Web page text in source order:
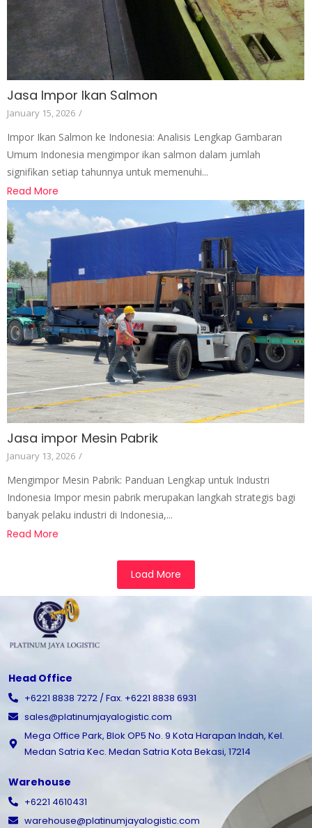
Jasa Impor Ikan Salmon
January 15, 2026 /
Impor Ikan Salmon ke Indonesia: Analisis Lengkap Gambaran
Umum Indonesia mengimpor ikan salmon dalam jumlah
signifikan setiap tahunnya untuk memenuhi...
Read More
Jasa impor Mesin Pabrik
January 13, 2026 /
Mengimpor Mesin Pabrik: Panduan Lengkap untuk Industri
Indonesia Impor mesin pabrik merupakan langkah strategis bagi
banyak pelaku industri di Indonesia,...
Read More
Load More
Head Office
+6221 8838 7272 / Fax. +6221 8838 6931
sales@platinumjayalogistic.com
Mega Office Park, Blok OP5 No. 9 Kota Harapan Indah, Kel.
Medan Satria Kec. Medan Satria Kota Bekasi, 17214
Warehouse
+6221 4610431
warehouse@platinumjayalogistic.com